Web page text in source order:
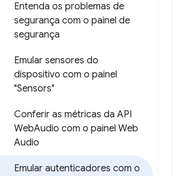
Entenda os problemas de
segurança com o painel de
segurança
Emular sensores do
dispositivo com o painel
"Sensors"
Conferir as métricas da API
WebAudio com o painel Web
Audio
Emular autenticadores com o